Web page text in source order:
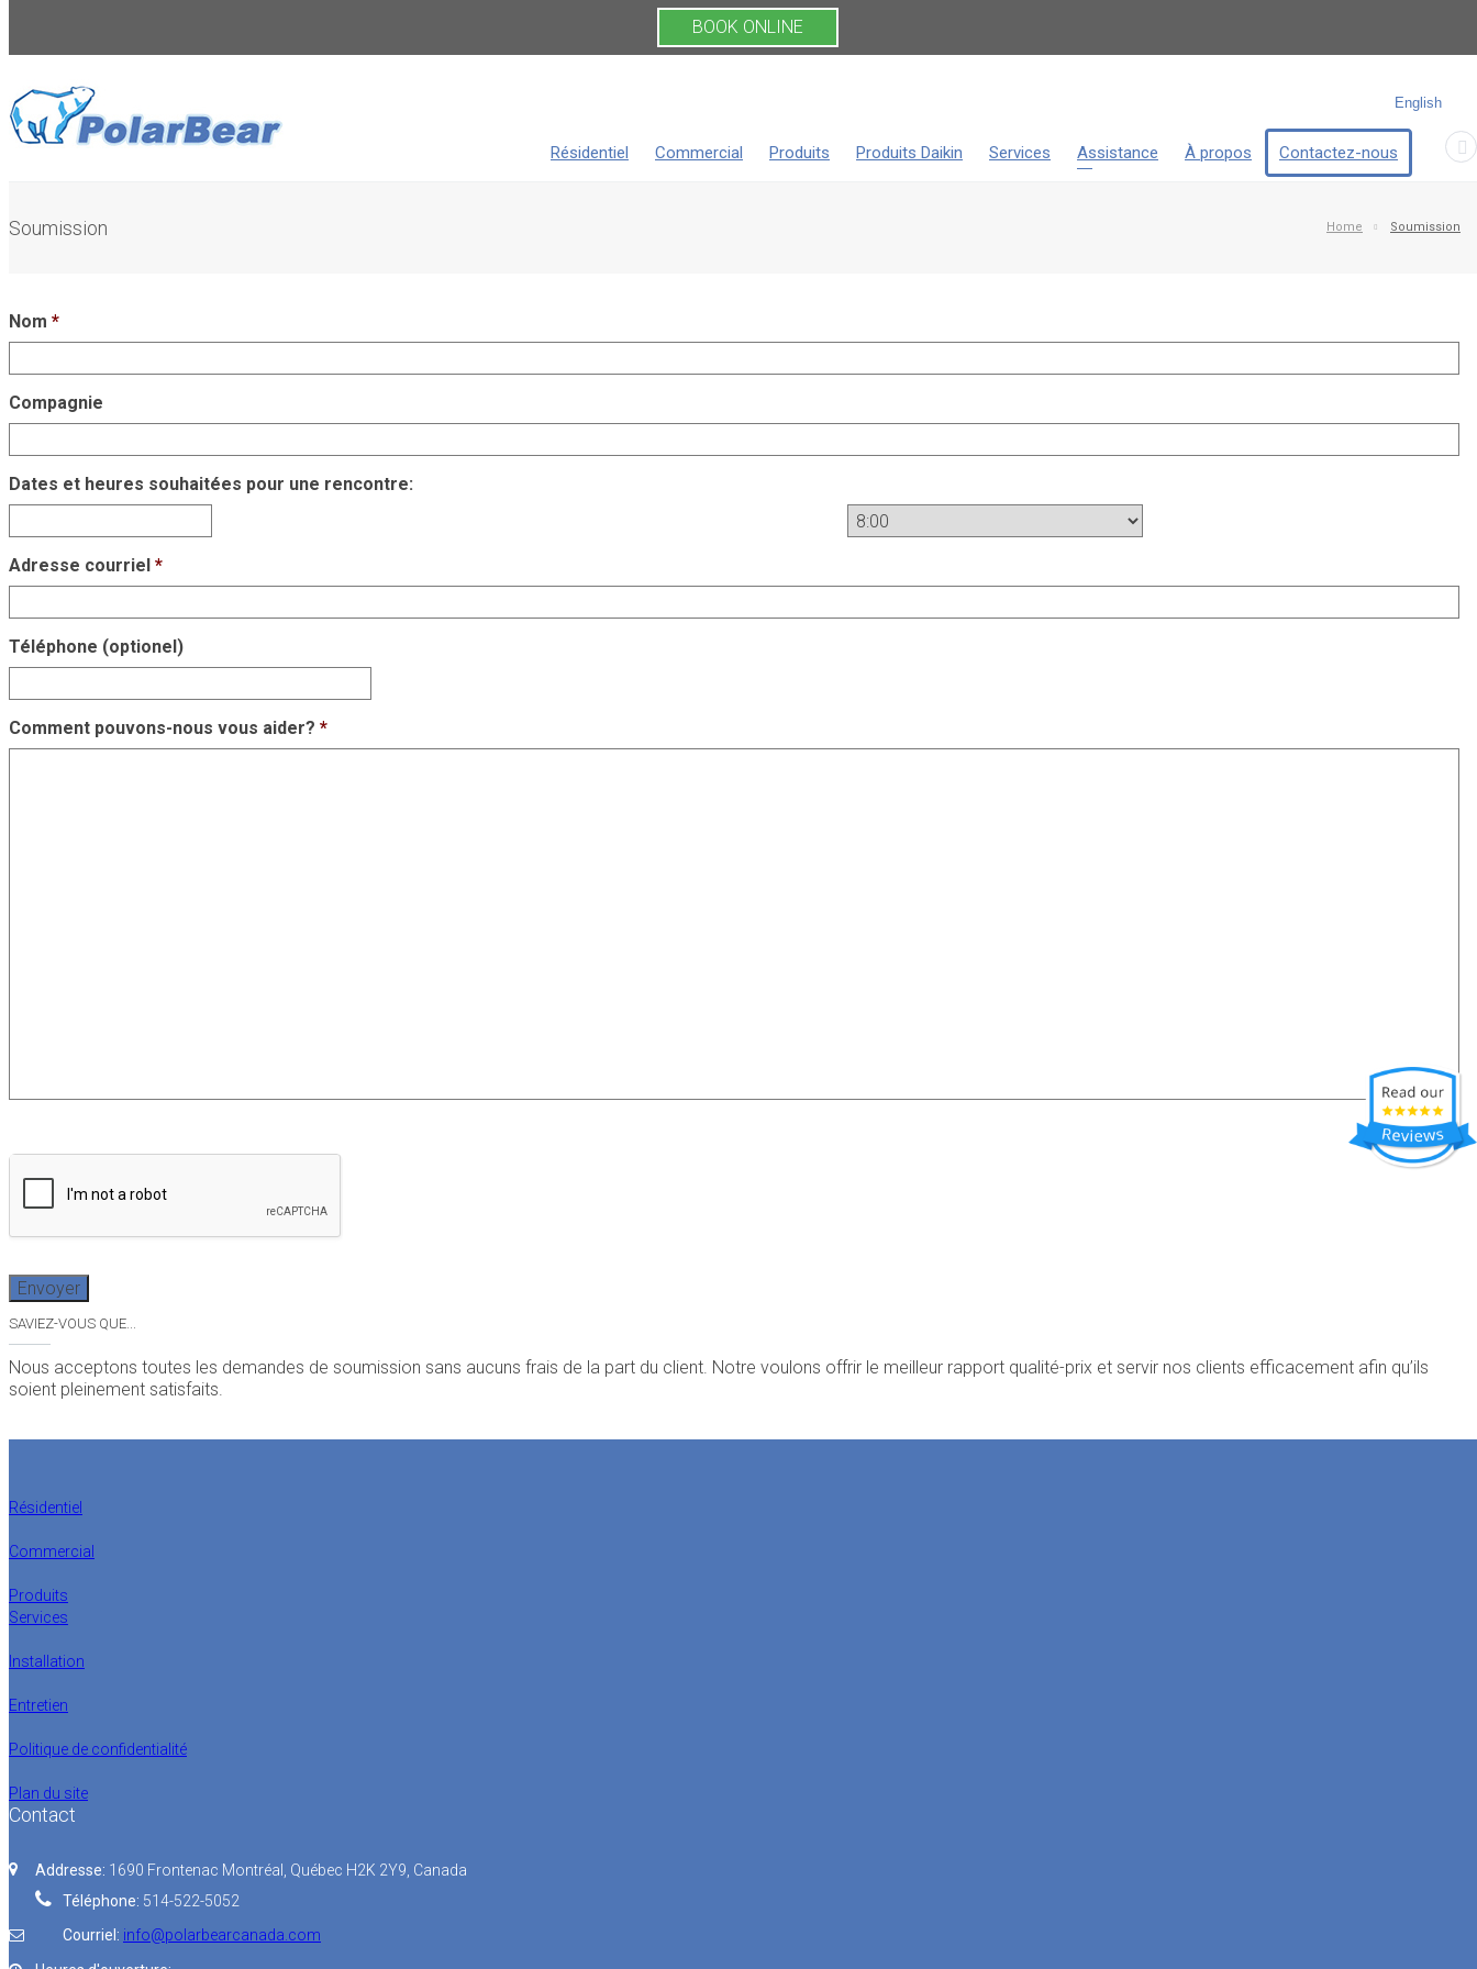
BOOK ONLINE
English
Résidentiel Commercial Produits Produits Daikin Services Assistance À propos Contactez-nous
Soumission Home Soumission
Nom *
Compagnie
Dates et heures souhaitées pour une rencontre:
Adresse courriel *
Téléphone (optionel)
Comment pouvons-nous vous aider? *
SAVIEZ-VOUS QUE...
Nous acceptons toutes les demandes de soumission sans aucuns frais de la part du client. Notre voulons offrir le meilleur rapport qualité-prix et servir nos clients efficacement afin qu’ils
soient pleinement satisfaits.
Résidentiel
Commercial
Produits
Services
Installation
Entretien
Politique de confidentialité
Plan du site
Contact
Addresse: 1690 Frontenac Montréal, Québec H2K 2Y9, Canada
Téléphone: 514-522-5052
Courriel: info@polarbearcanada.com